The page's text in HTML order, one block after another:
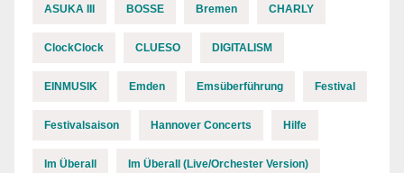
ASUKA III BOSSE Bremen CHARLY
ClockClock CLUESO DIGITALISM
EINMUSIK Emden Emsüberführung Festival
Festivalsaison Hannover Concerts Hilfe
Im Überall Im Überall (Live/Orchester Version)